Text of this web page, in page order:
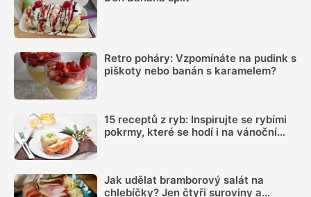
Retro poháry: Vzpomínáte na pudink s
piškoty nebo banán s karamelem?
15 receptů z ryb: Inspirujte se rybími
pokrmy, které se hodí i na vánoční
Jak udělat bramborový salát na
chlebíčky? Jen čtyři suroviny a